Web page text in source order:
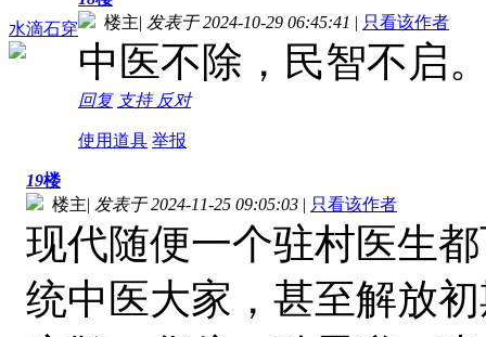
水滴石穿
楼主| 发表于 2024-10-29 06:45:41 | 只看该作者
中医不除，民智不启
回复 支持 反对
使用道具 举报
19楼
楼主| 发表于 2024-11-25 09:05:03 | 只看该作者
现代随便一个驻村医生
统中医大家，甚至解放